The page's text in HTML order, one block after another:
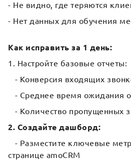
- Не видно, где теряются
- Нет данных для обучения
Как исправить за 1 день:
1. Настройте базовые отчеты:
- Конверсия входящих
- Среднее время ожидания
- Количество пропущенных
2. Создайте дашборд:
- Разместите ключевые
странице amoCRM